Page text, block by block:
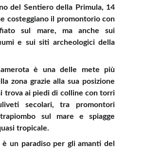
del Sentiero della Primula, 14
costeggiano il promontorio con
sul mare, ma anche sui
e sui siti archeologici della
è una delle mete più
zona grazie alla sua posizione
trova ai piedi di colline con torri
secolari, tra promontori
sul mare e spiagge
tropicale.
è un paradiso per gli amanti del